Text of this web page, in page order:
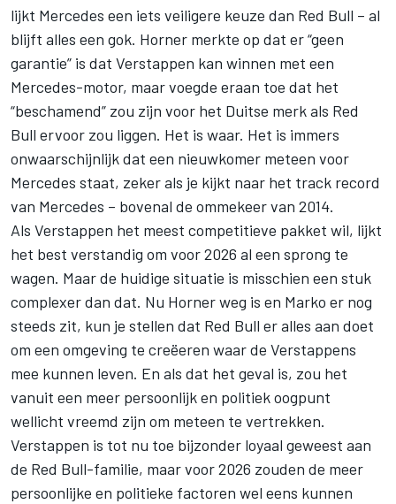
lijkt Mercedes een iets veiligere keuze dan Red Bull – al
blijft alles een gok. Horner merkte op dat er “geen
garantie” is dat Verstappen kan winnen met een
Mercedes-motor, maar voegde eraan toe dat het
“beschamend” zou zijn voor het Duitse merk als Red
Bull ervoor zou liggen. Het is waar. Het is immers
onwaarschijnlijk dat een nieuwkomer meteen voor
Mercedes staat, zeker als je kijkt naar het track record
van Mercedes – bovenal de ommekeer van 2014.
Als Verstappen het meest competitieve pakket wil, lijkt
het best verstandig om voor 2026 al een sprong te
wagen. Maar de huidige situatie is misschien een stuk
complexer dan dat. Nu Horner weg is en Marko er nog
steeds zit, kun je stellen dat Red Bull er alles aan doet
om een omgeving te creëeren waar de Verstappens
mee kunnen leven. En als dat het geval is, zou het
vanuit een meer persoonlijk en politiek oogpunt
wellicht vreemd zijn om meteen te vertrekken.
Verstappen is tot nu toe bijzonder loyaal geweest aan
de Red Bull-familie, maar voor 2026 zouden de meer
persoonlijke en politieke factoren wel eens kunnen